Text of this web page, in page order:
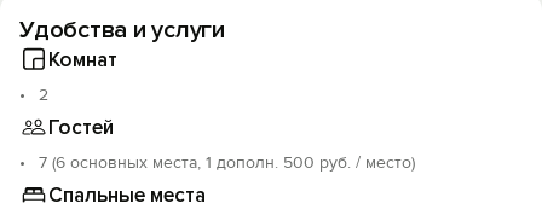
и в казане.
пляж поселка располагает гостей к замечательному
отдыху.
Удобства и услуги
Комнат
2
Гостей
7 (6 основных места, 1 дополн. 500 руб. / место)
Спальные места